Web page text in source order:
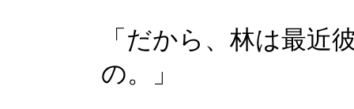
「だから、林は最近
の。」